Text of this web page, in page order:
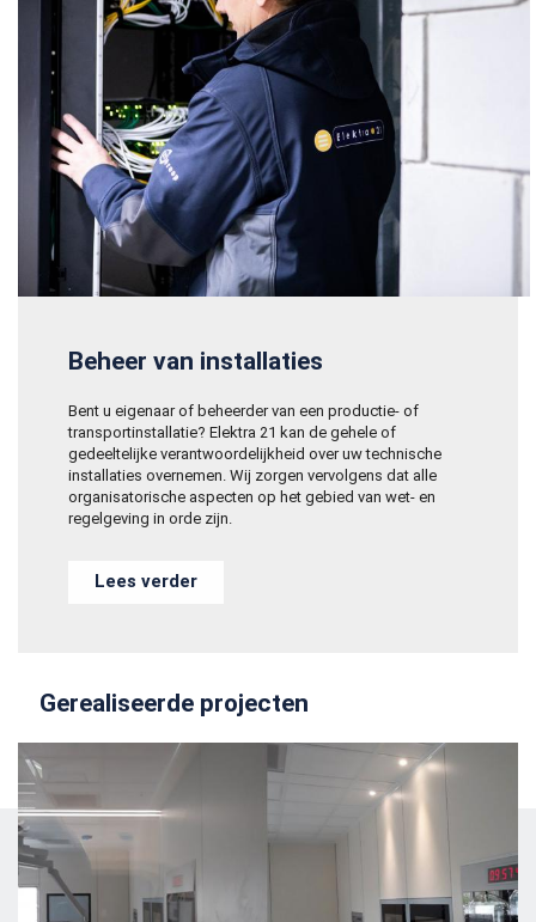
Beheer van installaties
Bent u eigenaar of beheerder van een productie- of
transportinstallatie? Elektra 21 kan de gehele of
gedeeltelijke verantwoordelijkheid over uw technische
installaties overnemen. Wij zorgen vervolgens dat alle
organisatorische aspecten op het gebied van wet- en
regelgeving in orde zijn.
Lees verder
Gerealiseerde projecten